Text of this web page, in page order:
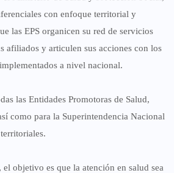
con enfoque territorial y
las EPS organicen su red de servicios
afiliados y articulen sus acciones con los
a nivel nacional.
las Entidades Promotoras de Salud,
como para la Superintendencia Nacional
objetivo es que la atención en salud sea